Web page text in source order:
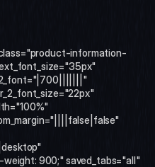
information-
900;" saved_tabs="all"